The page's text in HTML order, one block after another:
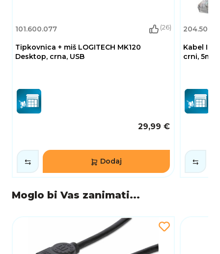
Sadržaj pakiranja
• HDMI ravni kabel
101.600.077 (26)
Tipkovnica + miš LOGITECH MK120
Desktop, crna, USB
29,99 €
Dodaj
Kabel
crni, 5m
Moglo bi Vas zanimati...